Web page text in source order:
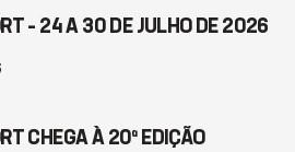
– 24 A 30 DE JULHO DE 2026
CHEGA À 20ª EDIÇÃO